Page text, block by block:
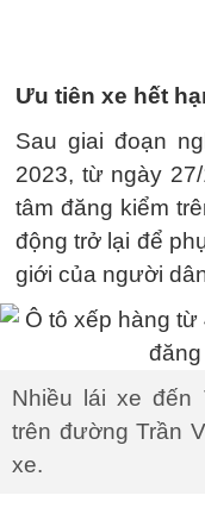
Ưu tiên xe hết
Sau giai đoạn
2023, từ ngày
tâm đăng kiểm
động trở lại để
giới của người
Nhiều lái xe đến
trên đường Trần
xe.